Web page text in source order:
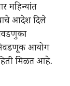
महिन्यांत
आदेश दिले
आयोग
मिळत आहे.